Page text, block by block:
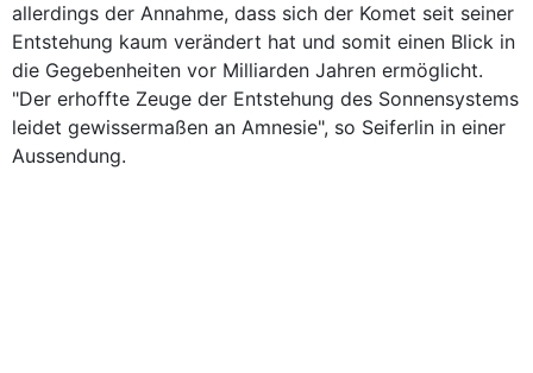
allerdings der Annahme, dass sich der Komet seit seiner
Entstehung kaum verändert hat und somit einen Blick in
die Gegebenheiten vor Milliarden Jahren ermöglicht.
"Der erhoffte Zeuge der Entstehung des Sonnensystems
leidet gewissermaßen an Amnesie", so Seiferlin in einer
Aussendung.